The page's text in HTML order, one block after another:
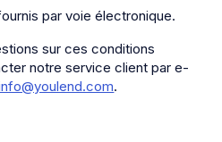
par voie électronique.
sur ces conditions
notre service client par e-
.